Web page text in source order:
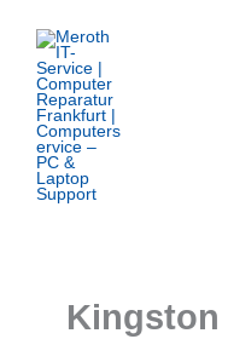
Inhalt
springen
Kingston